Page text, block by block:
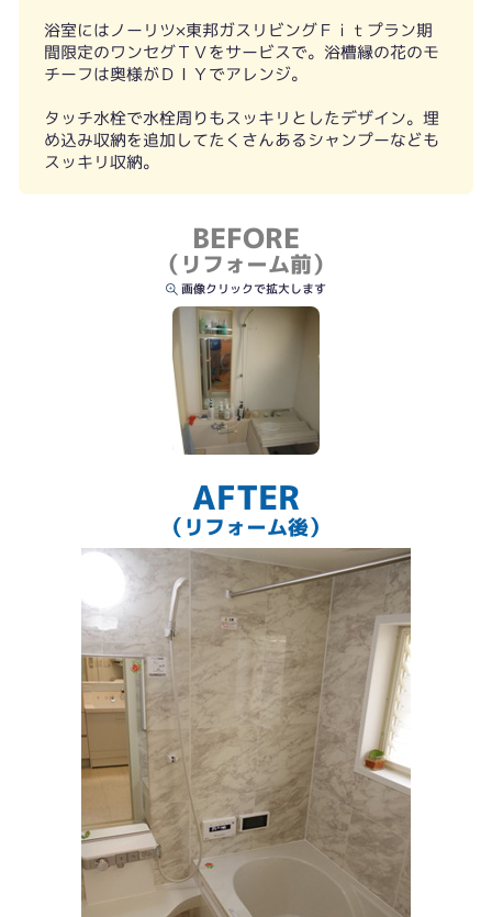
浴室にはノーリツ×東邦ガスリビングＦｉｔプラン期
間限定のワンセグＴＶをサービスで。浴槽縁の花のモ
チーフは奥様がＤＩＹでアレンジ。
タッチ水栓で水栓周りもスッキリとしたデザイン。埋
め込み収納を追加してたくさんあるシャンプーなども
スッキリ収納。
BEFORE
（リフォーム前）
画像クリックで拡大します
AFTER
（リフォーム後）